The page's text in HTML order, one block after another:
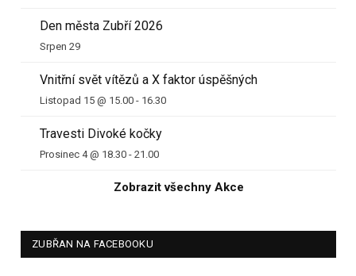
Den města Zubří 2026
Srpen 29
Vnitřní svět vítězů a X faktor úspěšných
Listopad 15 @ 15.00 - 16.30
Travesti Divoké kočky
Prosinec 4 @ 18.30 - 21.00
Zobrazit všechny Akce
ZUBŘAN NA FACEBOOKU